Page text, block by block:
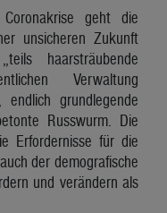
geht die
unsicheren Zukunft
haarsträubende
Verwaltung
grundlegende
Russwurm. Die
Erfordernisse für die
der demografische
und verändern als